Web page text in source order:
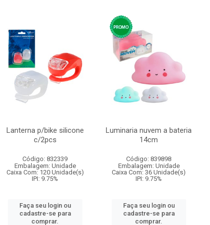
Lanterna p/bike silicone
c/2pcs
Código: 832339
Embalagem: Unidade
Caixa Com: 120 Unidade(s)
IPI: 9.75%
Faça seu login ou
cadastre-se para
comprar.
Luminaria nuvem a bateria
14cm
Código: 839898
Embalagem: Unidade
Caixa Com: 36 Unidade(s)
IPI: 9.75%
Faça seu login ou
cadastre-se para
comprar.